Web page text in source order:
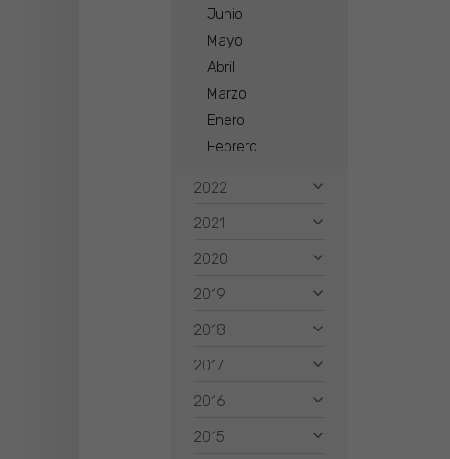
Junio
Mayo
Abril
Marzo
Enero
Febrero
2022
2021
2020
2019
2018
2017
2016
2015